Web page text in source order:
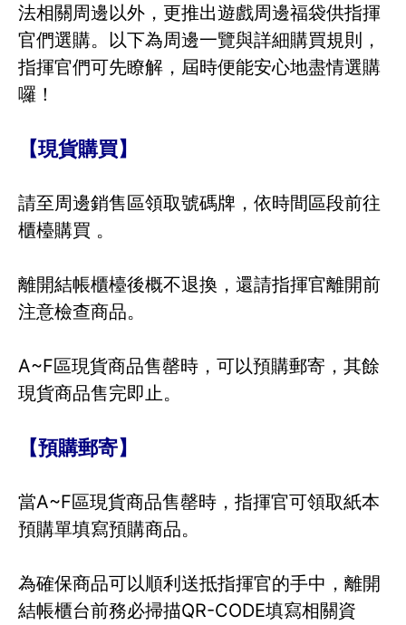
法相關周邊以外，更推出遊戲周邊福袋供指揮
官們選購。以下為周邊一覽與詳細購買規則，
指揮官們可先瞭解，屆時便能安心地盡情選購
囉！
【現貨購買】
請至周邊銷售區領取號碼牌，依時間區段前往
櫃檯購買 。
離開結帳櫃檯後概不退換，還請指揮官離開前
注意檢查商品。
A~F區現貨商品售罄時，可以預購郵寄，其餘
現貨商品售完即止。
【預購郵寄】
當A~F區現貨商品售罄時，指揮官可領取紙本
預購單填寫預購商品。
為確保商品可以順利送抵指揮官的手中，離開
結帳櫃台前務必掃描QR-CODE填寫相關資